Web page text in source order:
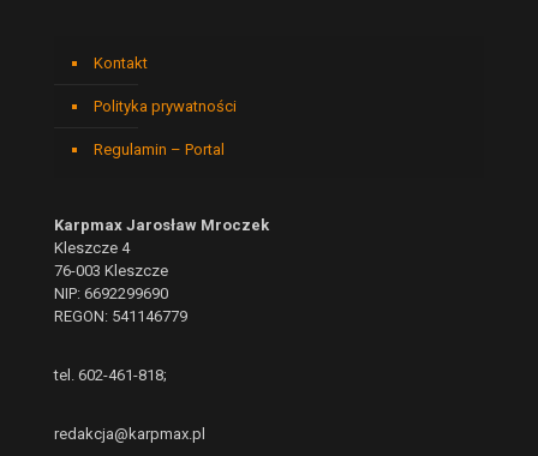
Kontakt
Polityka prywatności
Regulamin – Portal
Karpmax Jarosław Mroczek
Kleszcze 4
76-003 Kleszcze
NIP: 6692299690
REGON: 541146779
tel. 602-461-818;
redakcja@karpmax.pl